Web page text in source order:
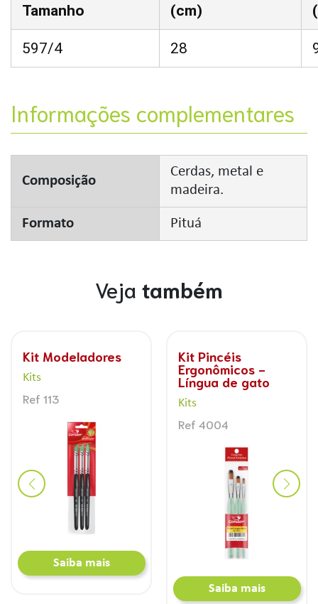
Tamanho
(cm)
597/4 28
Informações complementares
Composição
Cerdas, metal e
madeira.
Formato Pituá
Veja também
Kit Pincéis
Formatos diversos
Ref 4003
Kit Aquarela
Kits